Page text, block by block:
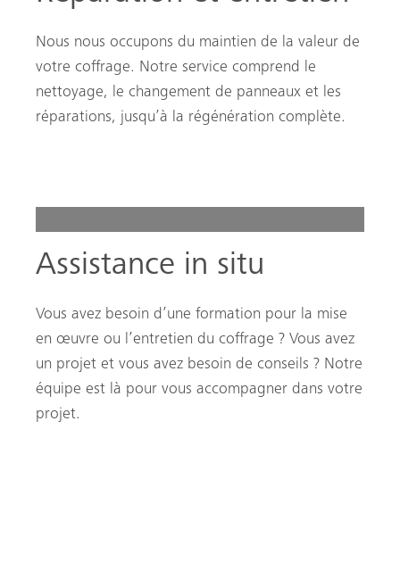
Nous nous occupons du maintien de la valeur de
votre coffrage. Notre service comprend le
nettoyage, le changement de panneaux et les
réparations, jusqu’à la régénération complète.
Assistance in situ
Vous avez besoin d’une formation pour la mise
en œuvre ou l’entretien du coffrage ? Vous avez
un projet et vous avez besoin de conseils ? Notre
équipe est là pour vous accompagner dans votre
projet.